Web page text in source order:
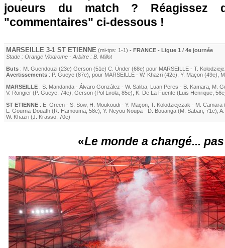
joueurs du match ? Réagissez
"commentaires" ci-dessous !
MARSEILLE 3-1 ST ETIENNE (mi-tps: 1-1) - FRANCE - Ligue 1 / 4e journée
Stade : Orange Vlodrome - Arbitre : B. Millot
Buts : M. Guendouzi (23e) Gerson (51e) C. Ünder (68e) pour MARSEILLE - T.
Avertissements : P. Gueye (87e) , pour MARSEILLE - W. Khazri (42e) Y. Maçon (49e)
MARSEILLE : S. Mandanda - Álvaro González - W. Saliba Luan Peres - B. Kamara M.
V. Rongier (P. Gueye , 74e) Gerson (Pol Lirola , 85e) K. De La Fuente (Luis Henrique ,
ST ETIENNE : E. Green - S. Sow, H. Moukoudi - Y. Maçon T. Kolodziejczak - M. Camara
L. Gourna-Douath (R. Hamouma , 58e) Y. Neyou Noupa - D. Bouanga (M. Saban , 71e)
W. Khazri (J. Krasso , 70e)
«Le monde a changé...